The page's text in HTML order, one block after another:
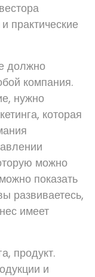
практические
должно
компания.
нужно
которая
можно
показать
развиваетесь,
имеет
продукт.
и